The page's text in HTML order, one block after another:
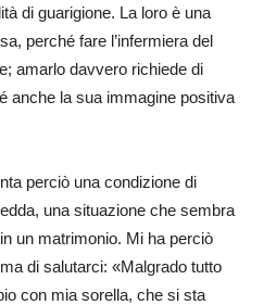
di guarigione. La loro è una
perché fare l’infermiera del
amarlo davvero richiede di
anche la sua immagine positiva
perciò una condizione di
una situazione che sembra
un matrimonio. Mi ha perciò
di salutarci: «Malgrado tutto
con mia sorella, che si sta